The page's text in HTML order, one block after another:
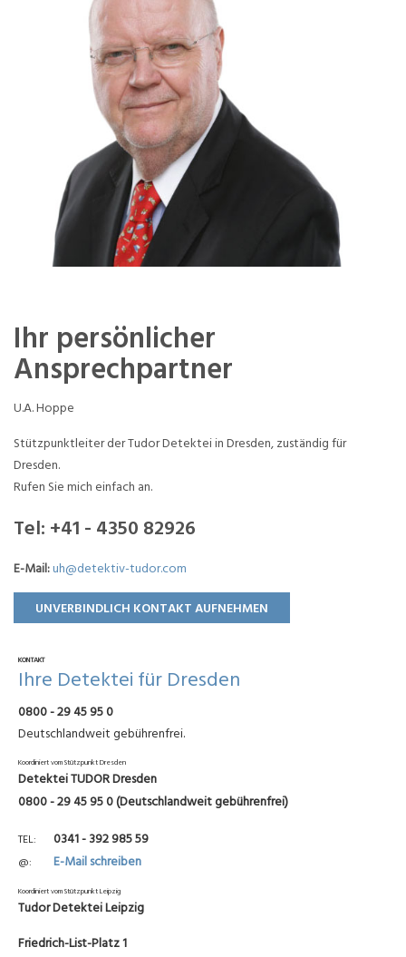
Ihr persönlicher
Ansprechpartner
U.A. Hoppe
Stützpunktleiter der Tudor Detektei in Dresden, zuständig für
Dresden.
Rufen Sie mich einfach an.
Tel: +41 - 4350 82926
E-Mail:uh@detektiv-tudor.com
UNVERBINDLICH KONTAKT AUFNEHMEN
KONTAKT
Ihre Detektei für Dresden
0800 - 29 45 95 0
Deutschlandweit gebührenfrei.
Koordiniert vom Stützpunkt Dresden
Detektei TUDOR Dresden
0800 - 29 45 95 0 (Deutschlandweit gebührenfrei)
TEL 0341 - 392 985 59
@ E-Mail schreiben
Koordiniert vom Stützpunkt Leipzig
Tudor Detektei Leipzig
Friedrich-List-Platz 1